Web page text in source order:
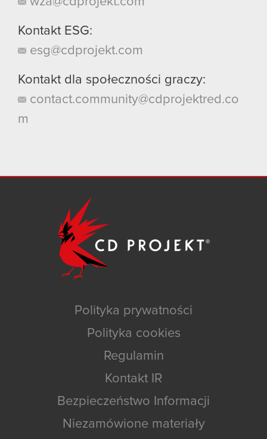
Kontakt ESG:
esg@cdprojekt.com
Kontakt dla społeczności graczy:
contact.community@cdprojektred.co
m
Polityka prywatności
Polityka cookies
Regulamin
Kontakt IR
Bezpieczeństwo Informacji
Niezamówione materiały